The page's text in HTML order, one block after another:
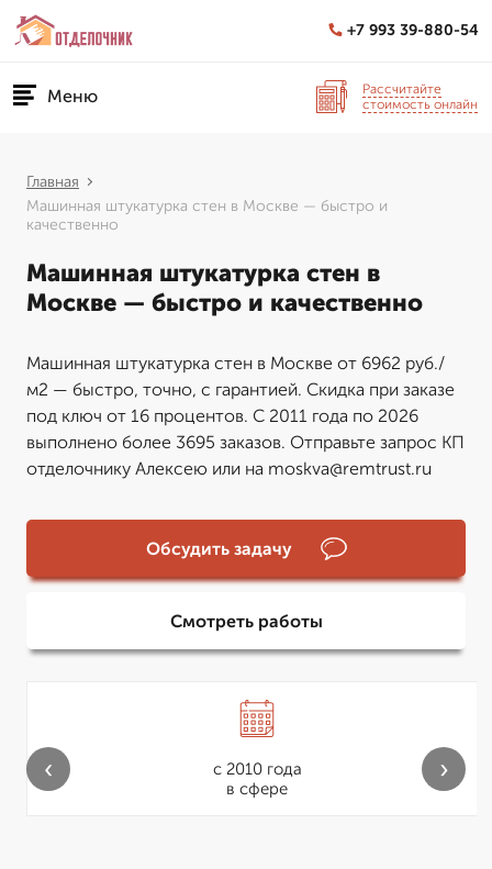
+7 993 39-880-54
Меню
Рассчитайте
стоимость онлайн
Главная
Машинная штукатурка стен в Москве — быстро и
качественно
Машинная штукатурка стен в
Москве — быстро и качественно
Машинная штукатурка стен в Москве от 6962 руб./
м2 — быстро, точно, с гарантией. Скидка при заказе
под ключ от 16 процентов. С 2011 года по 2026
выполнено более 3695 заказов. Отправьте запрос КП
отделочнику Алексею или на moskva@remtrust.ru
Обсудить задачу
Смотреть работы
с 2010 года
в сфере
‹ ›